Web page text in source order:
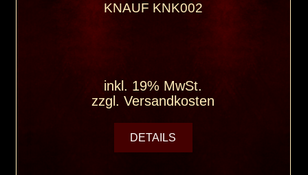
KNAUF KNK002
inkl. 19% MwSt.
zzgl.Versandkosten
DETAILS